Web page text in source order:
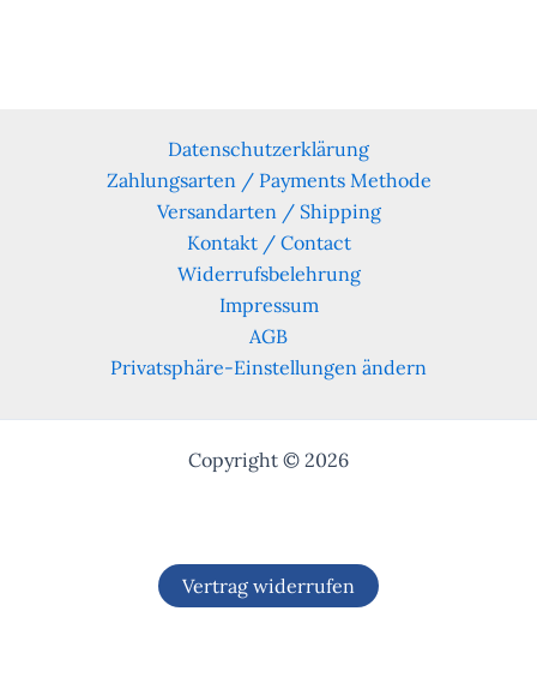
Datenschutzerklärung
Zahlungsarten / Payments Methode
Versandarten / Shipping
Kontakt / Contact
Widerrufsbelehrung
Impressum
AGB
Privatsphäre-Einstellungen ändern
Copyright © 2026
Vertrag widerrufen